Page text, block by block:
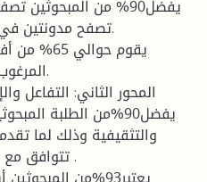
تصفح مدونتين في
المحور الثاني: التفاعل
والتثقيفية وذلك لما
تتوافق مع